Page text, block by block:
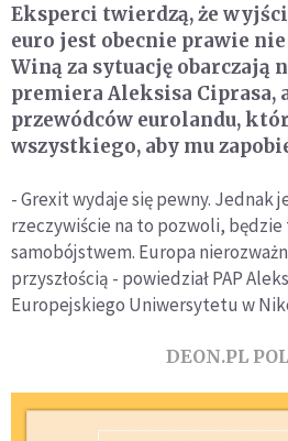
Eksperci twierdzą, że
euro jest obecnie prawie
Winą za sytuację obarczają
premiera Aleksisa Ciprasa,
przewódców eurolandu,
wszystkiego, aby mu
- Grexit wydaje się pewny. Jednak
rzeczywiście na to pozwoli, będzie
samobójstwem. Europa
przyszłością - powiedział PAP
Europejskiego Uniwersytetu w
DEON.PL